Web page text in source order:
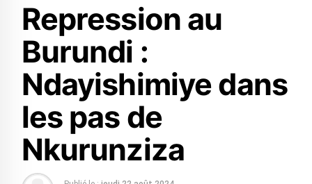
Repression au
Burundi :
Ndayishimiye dans
les pas de
Nkurunziza